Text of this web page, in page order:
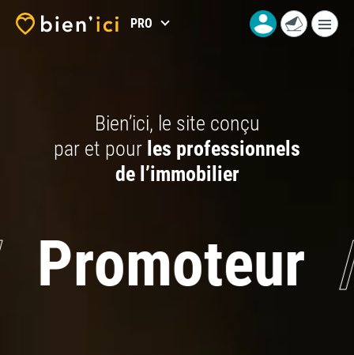
PRO
Bien’ici, le site conçu
par et pour les professionnels
de l’immobilier
/